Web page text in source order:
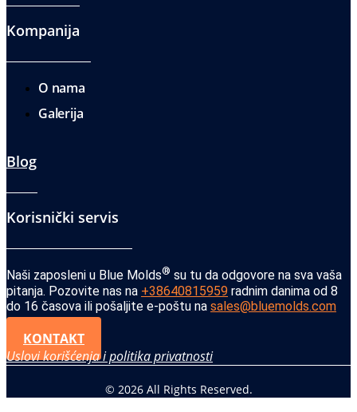
Kompanija
O nama
Galerija
Blog
Korisnički servis
Naši zaposleni u Blue Molds® su tu da odgovore na sva vaša
pitanja. Pozovite nas na +38640815959 radnim danima od 8
do 16 časova ili pošaljite e-poštu na sales@bluemolds.com
KONTAKT
Uslovi korišćenja i politika privatnosti
© 2026 All Rights Reserved.